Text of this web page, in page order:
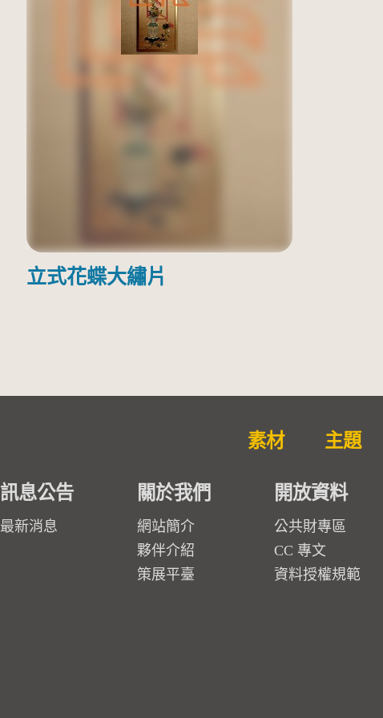
立式花蝶大繡片
素材 主題
訊息公告
最新消息
關於我們
網站簡介
夥伴介紹
策展平臺
開放資料
公共財專區
CC 專文
資料授權規範